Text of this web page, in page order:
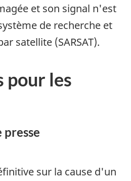
et son signal n'est
de recherche et
satellite (SARSAT).
pour les
presse
sur la cause d'un